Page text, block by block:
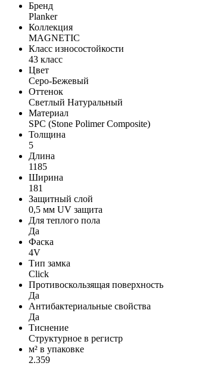
Бренд
Planker
Коллекция
MAGNETIC
Класс износостойкости
43 класс
Цвет
Серо-Бежевый
Оттенок
Светлый Натуральный
Материал
SPC (Stone Polimer Composite)
Толщина
5
Длина
1185
Ширина
181
Защитный слой
0,5 мм UV защита
Для теплого пола
Да
Фаска
4V
Тип замка
Click
Противоскользящая поверхность
Да
Антибактериальные свойства
Да
Тиснение
Структурное в регистр
м² в упаковке
2.359